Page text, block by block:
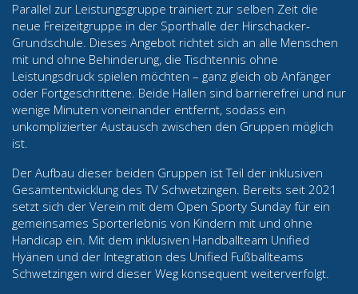
Parallel zur Leistungsgruppe trainiert zur selben Zeit die
neue Freizeitgruppe in der Sporthalle der Hirschacker-
Grundschule. Dieses Angebot richtet sich an alle Menschen
mit und ohne Behinderung, die Tischtennis ohne
Leistungsdruck spielen möchten – ganz gleich ob Anfänger
oder Fortgeschrittene. Beide Hallen sind barrierefrei und nur
wenige Minuten voneinander entfernt, sodass ein
unkomplizierter Austausch zwischen den Gruppen möglich
ist.
Der Aufbau dieser beiden Gruppen ist Teil der inklusiven
Gesamtentwicklung des TV Schwetzingen. Bereits seit 2021
setzt sich der Verein mit dem Open Sporty Sunday für ein
gemeinsames Sporterlebnis von Kindern mit und ohne
Handicap ein. Mit dem inklusiven Handballteam Unified
Hyänen und der Integration des Unified Fußballteams
Schwetzingen wird dieser Weg konsequent weiterverfolgt.